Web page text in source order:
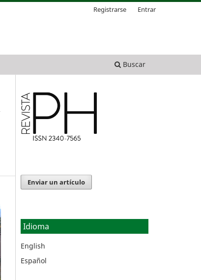
Buscar
Registrarse Entrar
Enviar un artículo
Idioma
English
Español